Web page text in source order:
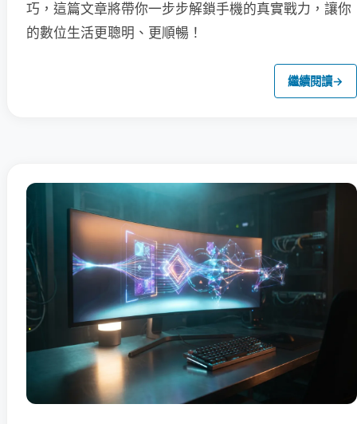
巧，這篇文章將帶你一步步解鎖手機的真實戰力，讓你
的數位生活更聰明、更順暢！
繼續閱讀→